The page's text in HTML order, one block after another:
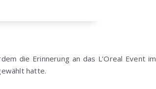
die Erinnerung an das L’Oreal Event im
hatte.